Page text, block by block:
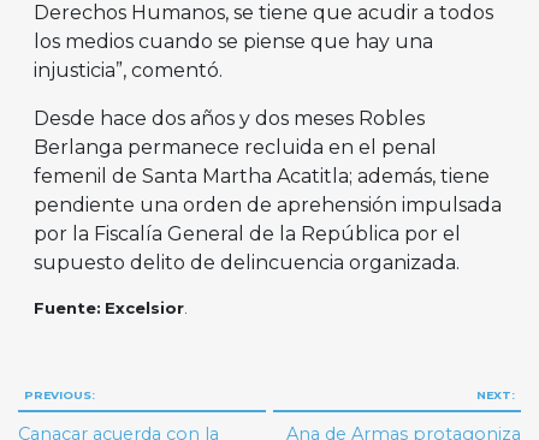
Derechos Humanos, se tiene que acudir a todos
los medios cuando se piense que hay una
injusticia”, comentó.
Desde hace dos años y dos meses Robles
Berlanga permanece recluida en el penal
femenil de Santa Martha Acatitla; además, tiene
pendiente una orden de aprehensión impulsada
por la Fiscalía General de la República por el
supuesto delito de delincuencia organizada.
Fuente: Excelsior.
Navegación
de
PREVIOUS:
Canacar acuerda con la
NEXT:
Ana de Armas protagoniza